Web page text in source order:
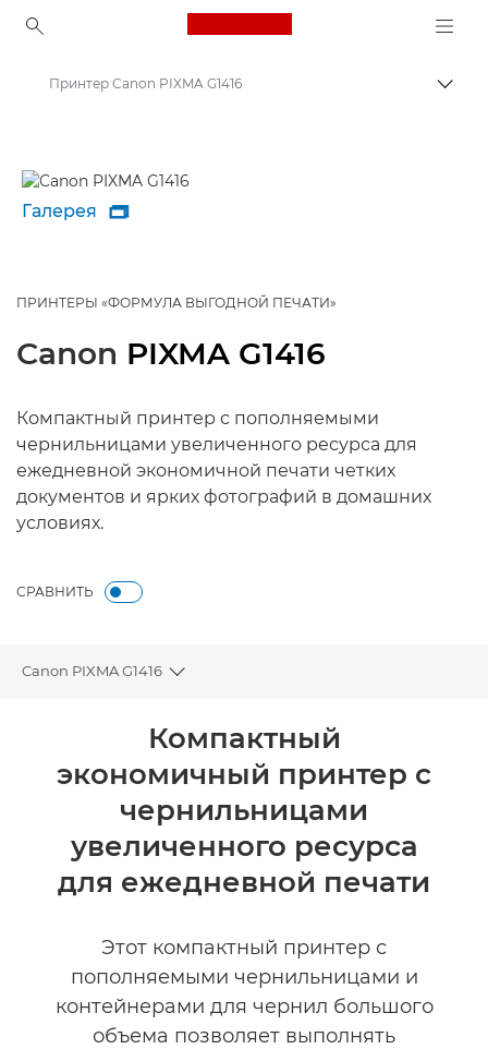
Canon Logo, back to
Принтер Canon PIXMA G1416
Галерея 
ПРИНТЕРЫ «ФОРМУЛА ВЫГОДНОЙ ПЕЧАТИ»
Canon PIXMA G1416
Компактный принтер с пополняемыми
чернильницами увеличенного ресурса для
ежедневной экономичной печати четких
документов и ярких фотографий в домашних
условиях.
СРАВНИТЬ
Canon PIXMA G1416
Toggle breadcrumbs
Общая информация
Технические характеристики
Компактный
экономичный принтер с
чернильницами
увеличенного ресурса
для ежедневной печати
Этот компактный принтер с
пополняемыми чернильницами и
контейнерами для чернил большого
объема позволяет выполнять